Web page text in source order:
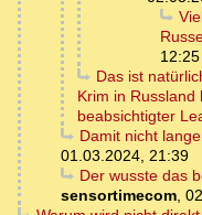
12:25
Das ist
Krim in Russland
beabsichtigter
Damit nicht
01.03.2024, 21:39
Der wusste das
sensortimecom,